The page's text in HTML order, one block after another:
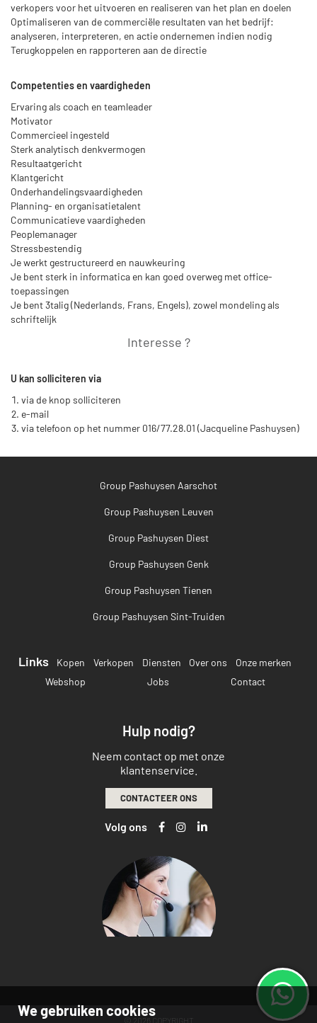
verkopers voor het uitvoeren en realiseren van het plan en doelen
Optimaliseren van de commerciële resultaten van het bedrijf:
analyseren, interpreteren, en actie ondernemen indien nodig
Terugkoppelen en rapporteren aan de directie
Competenties en vaardigheden
Ervaring als coach en teamleader
Motivator
Commercieel ingesteld
Sterk analytisch denkvermogen
Resultaatgericht
Klantgericht
Onderhandelingsvaardigheden
Planning- en organisatietalent
Communicatieve vaardigheden
Peoplemanager
Stressbestendig
Je werkt gestructureerd en nauwkeuring
Je bent sterk in informatica en kan goed overweg met office-
toepassingen
Je bent 3talig (Nederlands, Frans, Engels), zowel mondeling als
schriftelijk
Interesse ?
U kan solliciteren via
via de knop solliciteren
e-mail
via telefoon op het nummer 016/77.28.01 (Jacqueline Pashuysen)
Hulp nodig?
Neem contact op met onze
klantenservice.
CONTACTEER ONS
Volg ons
Group Pashuysen Aarschot
Group Pashuysen Leuven
Group Pashuysen Diest
Group Pashuysen Genk
Group Pashuysen Tienen
Group Pashuysen Sint-Truiden
Links Kopen Verkopen Diensten Over ons
Onze merken
Webshop
Jobs Contact
© 2026 COPYRIGHT
We gebruiken cookies